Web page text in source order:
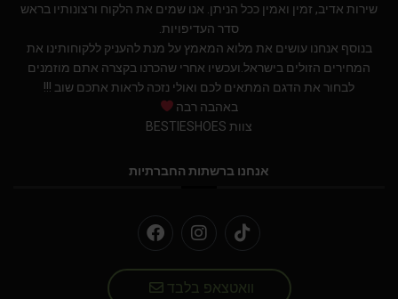
שירות אדיב, זמין ואמין ככל הניתן. אנו שמים את הלקוח ורצונותיו בראש
סדר העדיפויות.
בנוסף אנחנו עושים את מלוא המאמץ על מנת להעניק ללקוחותינו את
המחירים הזולים בישראל.ועכשיו אחרי שהכרנו בקצרה אתם מוזמנים
לבחור את הדגם המתאים לכם ואולי נזכה לראות אתכם שוב !!!
באהבה רבה
צוות BESTIESHOES
אנחנו ברשתות החברתיות
וואטצאפ בלבד